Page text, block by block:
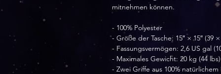
mitnehmen können.
- 100% Polyester
- Größe der Tasche: 15″ × 15″ (39
- Fassungsvermögen: 2,6 US gal
- Maximales Gewicht: 20 kg (44 lbs)
- Zwei Griffe aus 100%